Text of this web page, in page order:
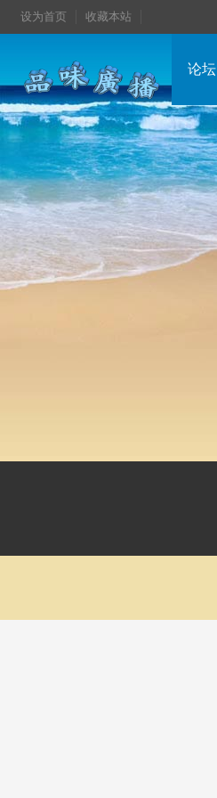
设为首页 收藏本站
论坛